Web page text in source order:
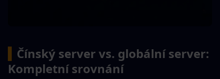
Čínský server vs. globální server:
Kompletní srovnání